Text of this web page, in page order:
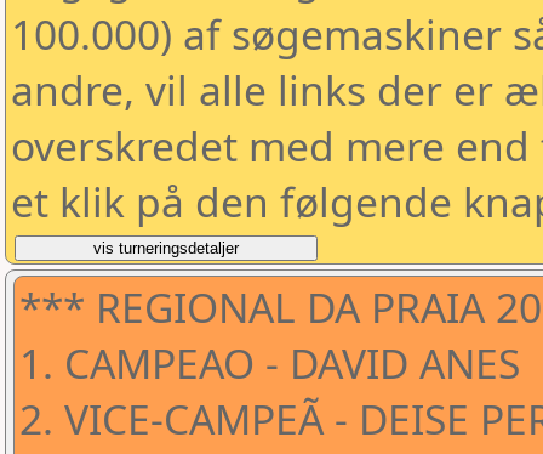
100.000) af søgemaskiner
andre, vil alle links der er
overskredet med mere
et klik på den følgende
*** REGIONAL DA PRAIA
1. CAMPEAO - DAVID ANES
2. VICE-CAMPEÃ - DEISE